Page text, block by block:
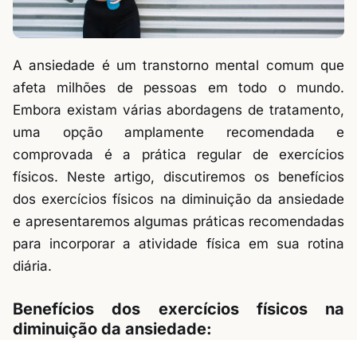
A ansiedade é um transtorno mental comum que
afeta milhões de pessoas em todo o mundo.
Embora existam várias abordagens de tratamento,
uma opção amplamente recomendada e
comprovada é a prática regular de exercícios
físicos. Neste artigo, discutiremos os benefícios
dos exercícios físicos na diminuição da ansiedade
e apresentaremos algumas práticas recomendadas
para incorporar a atividade física em sua rotina
diária.
Benefícios dos exercícios físicos na
diminuição da ansiedade: